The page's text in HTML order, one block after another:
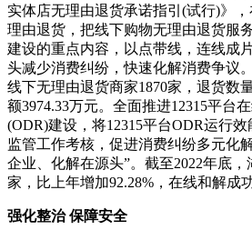
实体店无理由退货承诺指引(试行)》
理由退货，把线下购物无理由退货服
建设的重点内容，以点带线，连线成
头减少消费纠纷，快速化解消费争议
线下无理由退货商家1870家，退货数
额3974.33万元。全面推进12315平台
(ODR)建设，将12315平台ODR运行
监管工作考核，促进消费纠纷多元化
企业、化解在源头”。截至2022年底，
家，比上年增加92.28%，在线和解成功
强化整治 保障安全